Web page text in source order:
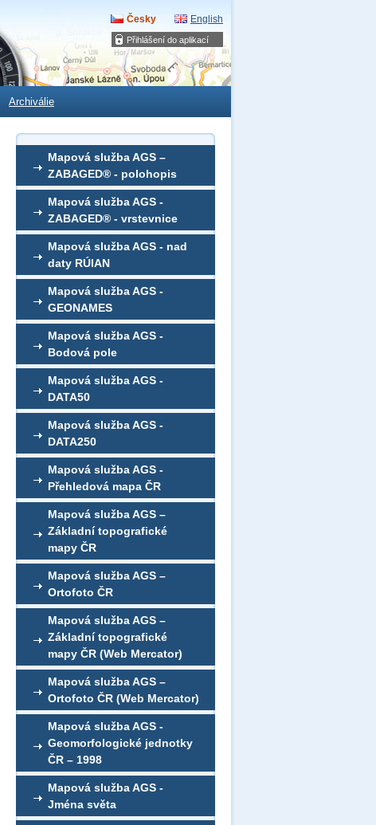
Přihlášení do aplikací
Česky English
Archiválie
Mapová služba AGS –
ZABAGED® - polohopis
Mapová služba AGS -
ZABAGED® - vrstevnice
Mapová služba AGS - nad
daty RÚIAN
Mapová služba AGS -
GEONAMES
Mapová služba AGS -
Bodová pole
Mapová služba AGS -
DATA50
Mapová služba AGS -
DATA250
Mapová služba AGS -
Přehledová mapa ČR
Mapová služba AGS –
Základní topografické
mapy ČR
Mapová služba AGS –
Ortofoto ČR
Mapová služba AGS –
Základní topografické
mapy ČR (Web Mercator)
Mapová služba AGS –
Ortofoto ČR (Web Mercator)
Mapová služba AGS -
Geomorfologické jednotky
ČR – 1998
Mapová služba AGS -
Jména světa